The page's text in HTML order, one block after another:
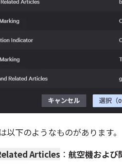
以下のようなものがあります。
Articles ：航空機および